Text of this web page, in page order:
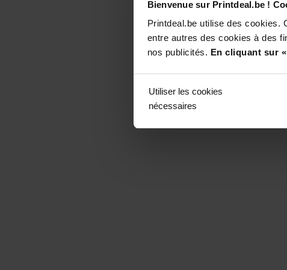
Bienvenue sur Printdeal.be !
Printdeal.be utilise des cookies.
entre autres des cookies à des
nos publicités. En cliquant sur
Utiliser les cookies
nécessaires